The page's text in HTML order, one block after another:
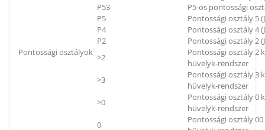
Pontossági osztályok
P53
P5-os pontossági
P5
Pontossági osztály 5
P4
Pontossági osztály 4
P2
Pontossági osztály 2
>2
Pontossági osztály 2
hüvelyk-rendszer
>3
Pontossági osztály 3
hüvelyk-rendszer
>0
Pontossági osztály 0
hüvelyk-rendszer
0
Pontossági osztály